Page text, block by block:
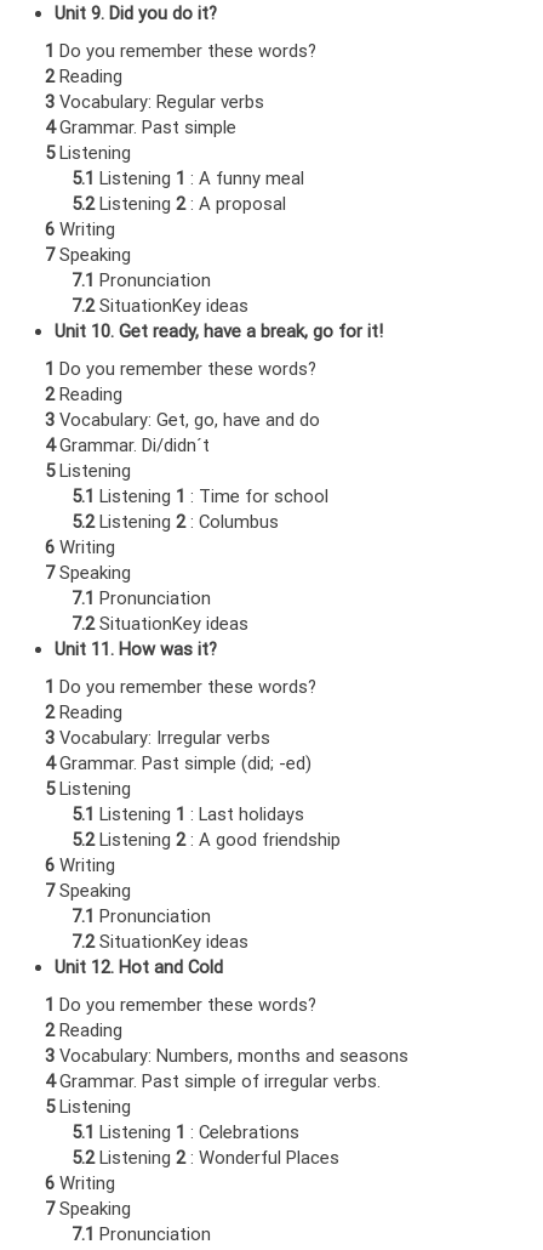
Unit 9. Did you do it?
1 Do you remember these words?
2Reading
3 Vocabulary: Regular verbs
4Grammar. Past simple
5Listening
5.1 Listening 1 : A funny meal
5.2Listening2: A proposal
6 Writing
7Speaking
7.1 Pronunciation
7.2SituationKey ideas
Unit 10. Get ready, have a break, go for it!
1 Do you remember these words?
2Reading
3 Vocabulary: Get, go, have and do
4Grammar. Di/didn´t
5Listening
5.1 Listening 1 : Time for school
5.2Listening2: Columbus
6 Writing
7Speaking
7.1 Pronunciation
7.2SituationKey ideas
Unit 11. How was it?
1 Do you remember these words?
2Reading
3 Vocabulary: Irregular verbs
4Grammar. Past simple (did; -ed)
5Listening
5.1 Listening 1 : Last holidays
5.2Listening2: A good friendship
6 Writing
7Speaking
7.1 Pronunciation
7.2SituationKey ideas
Unit 12. Hot and Cold
1 Do you remember these words?
2Reading
3 Vocabulary: Numbers, months and seasons
4Grammar. Past simple of irregular verbs.
5Listening
5.1 Listening 1 : Celebrations
5.2Listening2: Wonderful Places
6 Writing
7Speaking
7.1 Pronunciation